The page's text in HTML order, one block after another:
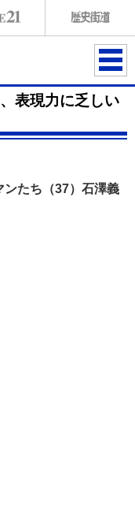
ME
NU
表現力に乏しい
ンたち（37）石澤義